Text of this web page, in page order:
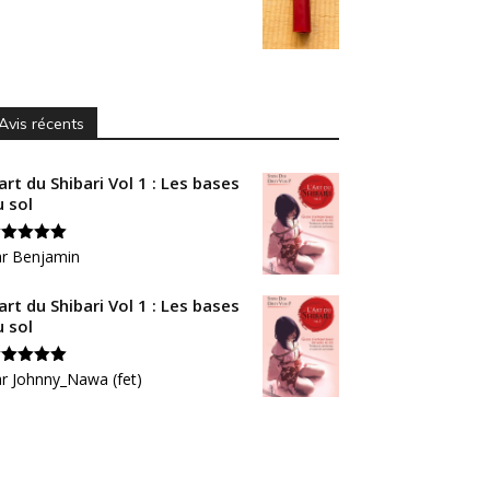
récents
du Shibari Vol 1 : Les bases
sol
5sur
Benjamin
du Shibari Vol 1 : Les bases
sol
5sur
Johnny_Nawa (fet)